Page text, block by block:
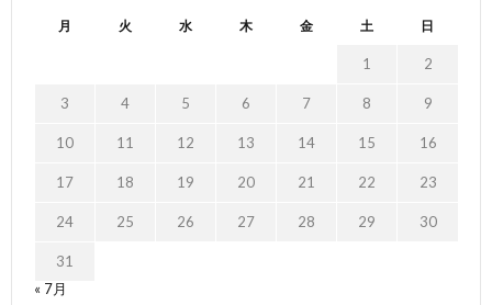
月 火 水 木 金 土 日
1 2
3 4 5 6 7 8 9
10 11 12 13 14 15 16
17 18 19 20 21 22 23
24 25 26 27 28 29 30
31
« 7月